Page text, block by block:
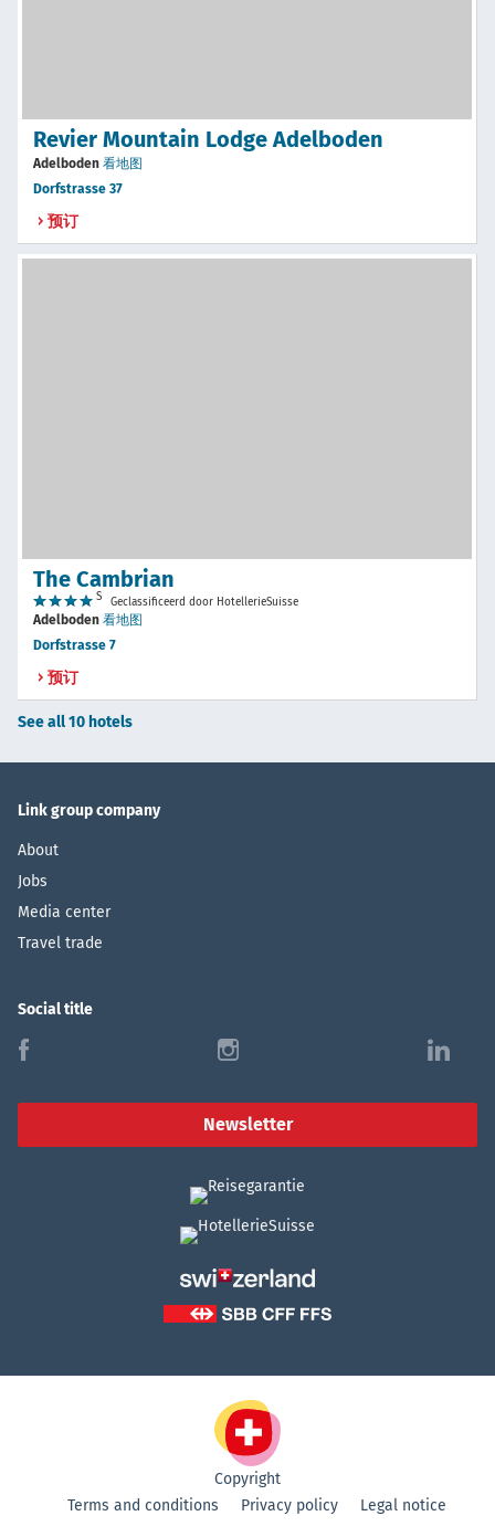
Revier Mountain Lodge Adelboden
Adelboden 看地图
Dorfstrasse 37
预订
The Cambrian
S Geclassificeerd door HotellerieSuisse
Adelboden 看地图
Dorfstrasse 7
预订
See all 10 hotels
Link group company
About
Jobs
Media center
Travel trade
Social title
f i l
Newsletter
Copyright
Terms and conditions
Privacy policy Legal notice